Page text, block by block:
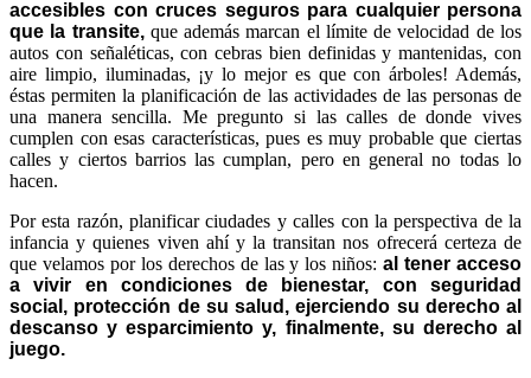
accesibles con cruces seguros para cualquier persona
que la transite, que además marcan el límite de velocidad de los
autos con señaléticas, con cebras bien definidas y mantenidas, con
aire limpio, iluminadas, ¡y lo mejor es que con árboles! Además,
éstas permiten la planificación de las actividades de las personas de
una manera sencilla. Me pregunto si las calles de donde vives
cumplen con esas características, pues es muy probable que ciertas
calles y ciertos barrios las cumplan, pero en general no todas lo
hacen.
Por esta razón, planificar ciudades y calles con la perspectiva de la
infancia y quienes viven ahí y la transitan nos ofrecerá certeza de
que velamos por los derechos de las y los niños:al tener acceso
a vivir en condiciones de bienestar, con seguridad
social, protección de su salud, ejerciendo su derecho al
descanso y esparcimiento y, finalmente, su derecho al
juego.